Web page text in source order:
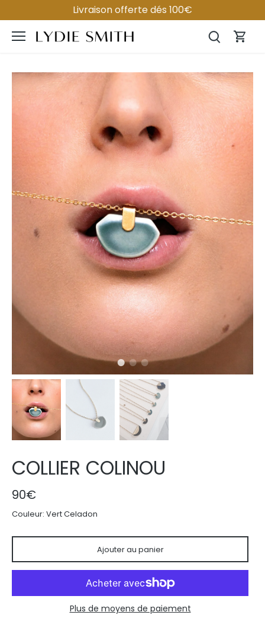
Livraison offerte dés 100€
COLLIER COLINOU
90€
Couleur: Vert Celadon
Ajouter au panier
Plus de moyens de paiement